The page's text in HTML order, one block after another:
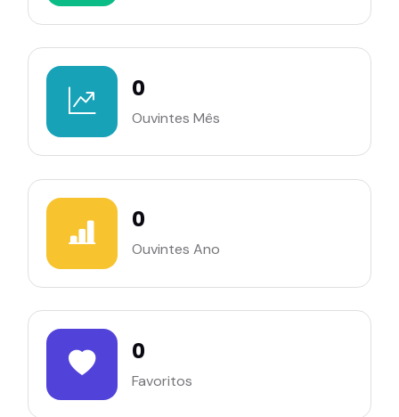
0
Ouvintes Mês
0
Ouvintes Ano
0
Favoritos